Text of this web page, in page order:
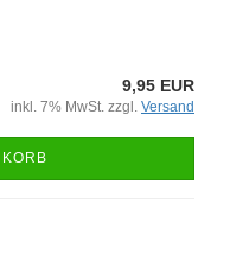
9,95 EUR
inkl. 7% MwSt. zzgl. Versand